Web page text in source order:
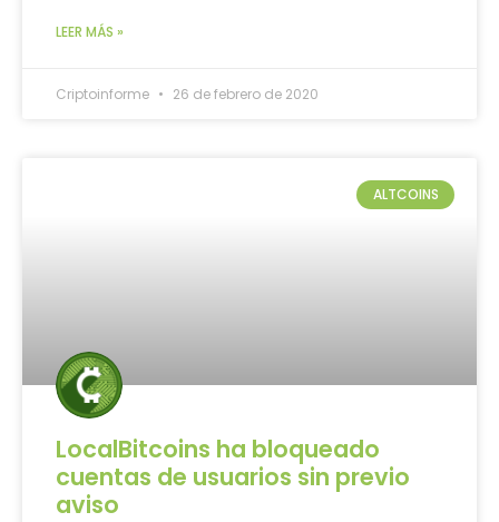
LEER MÁS »
Criptoinforme 26 de febrero de 2020
ALTCOINS
LocalBitcoins ha bloqueado
cuentas de usuarios sin previo
aviso